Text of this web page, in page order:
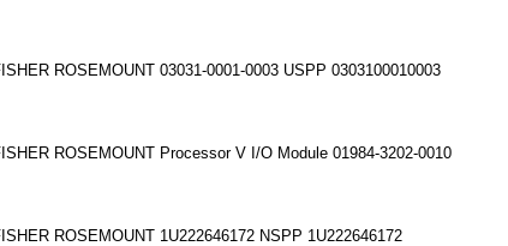
ROSEMOUNT 03031-0001-0003 USPP 0303100010003
ROSEMOUNT Processor V I/O Module 01984-3202-0010
ROSEMOUNT 1U222646172 NSPP 1U222646172